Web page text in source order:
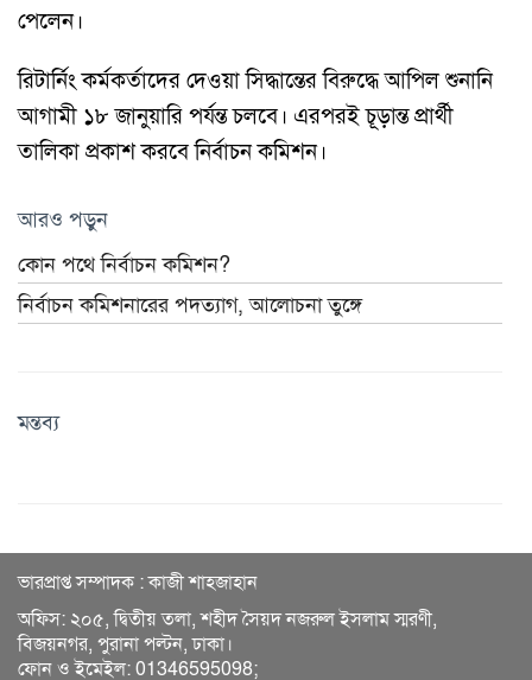
পেলেন।
রিটার্নিং কর্মকর্তাদের দেওয়া সিদ্ধান্তের বিরুদ্ধে আপিল শুনানি
আগামী ১৮ জানুয়ারি পর্যন্ত চলবে। এরপরই চূড়ান্ত প্রার্থী
তালিকা প্রকাশ করবে নির্বাচন কমিশন।
আরও পড়ুন
কোন পথে নির্বাচন কমিশন?
নির্বাচন কমিশনারের পদত্যাগ, আলোচনা তুঙ্গে
মন্তব্য
ভারপ্রাপ্ত সম্পাদক : কাজী শাহজাহান
অফিস: ২০৫, দ্বিতীয় তলা, শহীদ সৈয়দ নজরুল ইসলাম স্মরণী,
বিজয়নগর, পুরানা পল্টন, ঢাকা।
ফোন ও ইমেইল: 01346595098;